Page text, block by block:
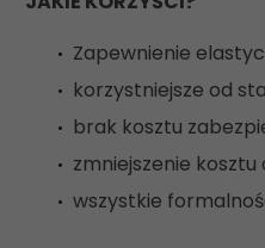
Zapewnienie
korzystniejsze od
brak kosztu
zmniejszenie
wszystkie